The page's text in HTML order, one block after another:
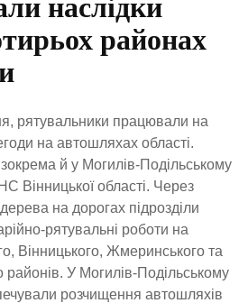
наслідки
районах
рятувальники працювали на
на автошляхах області.
й у Могилів-Подільському
Вінницької області. Через
на дорогах підрозділи
рятувальні роботи на
Вінницького, Жмеринського та
районів. У Могилів-Подільському
розчищення автошляхів